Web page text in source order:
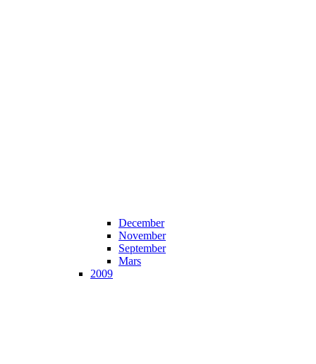
December
November
September
Mars
2009